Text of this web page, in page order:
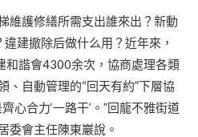
維護修繕所需支出誰來出？新動
建撤除后做什么用？近年來，
和諧會4300余次，協商處理各類
、自動管理的“回天有約”下層協
心合力‘一路干’。”回龍不雅街道
委會主任陳東巖說。